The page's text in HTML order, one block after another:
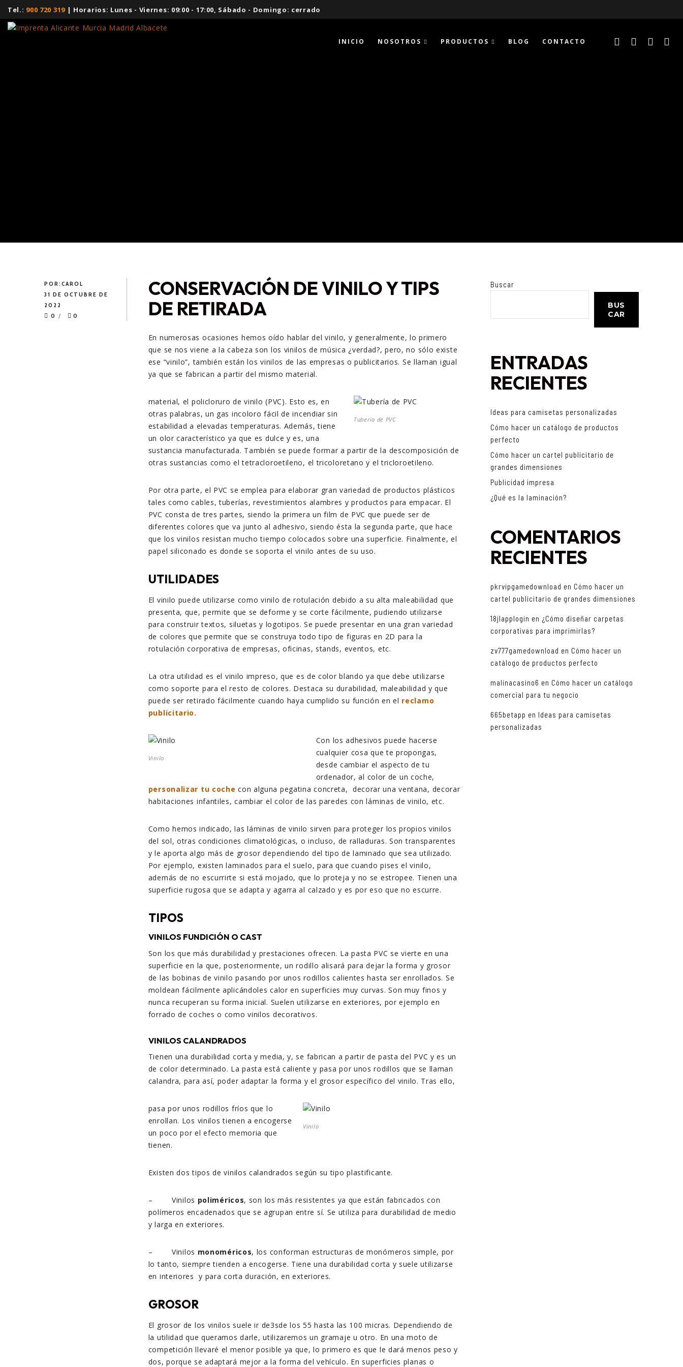
Tel.: 900 720 319| Horarios: Lunes - Viernes: 09:00 - 17:00, Sábado - Domingo: cerrado
INICIO NOSOTROS PRODUCTOS BLOG CONTACTO
POR:CAROL
31 DE OCTUBRE DE
2022
0
0
CONSERVACIÓN DE VINILO Y TIPS
DE RETIRADA
En numerosas ocasiones hemos oído hablar del vinilo, y generalmente, lo primero
que se nos viene a la cabeza son los vinilos de música ¿verdad?, pero, no sólo existe
ese “vinilo”, también están los vinilos de las empresas o publicitarios. Se llaman igual
ya que se fabrican a partir del mismo material.
Tubería de PVC
material, el policloruro de vinilo (PVC). Esto es, en
otras palabras, un gas incoloro fácil de incendiar sin
estabilidad a elevadas temperaturas. Además, tiene
un olor característico ya que es dulce y es, una
sustancia manufacturada. También se puede formar a partir de la descomposición de
otras sustancias como el tetracloroetileno, el tricoloretano y el tricloroetileno.
Por otra parte, el PVC se emplea para elaborar gran variedad de productos plásticos
tales como cables, tuberías, revestimientos alambres y productos para empacar. El
PVC consta de tres partes, siendo la primera un film de PVC que puede ser de
diferentes colores que va junto al adhesivo, siendo ésta la segunda parte, que hace
que los vinilos resistan mucho tiempo colocados sobre una superficie. Finalmente, el
papel siliconado es donde se soporta el vinilo antes de su uso.
UTILIDADES
El vinilo puede utilizarse como vinilo de rotulación debido a su alta maleabilidad que
presenta, que, permite que se deforme y se corte fácilmente, pudiendo utilizarse
para construir textos, siluetas y logotipos. Se puede presentar en una gran variedad
de colores que permite que se construya todo tipo de figuras en 2D para la
rotulación corporativa de empresas, oficinas, stands, eventos, etc.
La otra utilidad es el vinilo impreso, que es de color blando ya que debe utilizarse
como soporte para el resto de colores. Destaca su durabilidad, maleabilidad y que
puede ser retirado fácilmente cuando haya cumplido su función en el reclamo
publicitario.
Vinilo
Con los adhesivos puede hacerse
cualquier cosa que te propongas,
desde cambiar el aspecto de tu
ordenador, al color de un coche,
personalizar tu coche con alguna pegatina concreta, decorar una ventana, decorar
habitaciones infantiles, cambiar el color de las paredes con láminas de vinilo, etc.
Como hemos indicado, las láminas de vinilo sirven para proteger los propios vinilos
del sol, otras condiciones climatológicas, o incluso, de ralladuras. Son transparentes
y le aporta algo más de grosor dependiendo del tipo de laminado que sea utilizado.
Por ejemplo, existen laminados para el suelo, para que cuando pises el vinilo,
además de no escurrirte si está mojado, que lo proteja y no se estropee. Tienen una
superficie rugosa que se adapta y agarra al calzado y es por eso que no escurre.
TIPOS
VINILOS FUNDICIÓN O CAST
Son los que más durabilidad y prestaciones ofrecen. La pasta PVC se vierte en una
superficie en la que, posteriormente, un rodillo alisará para dejar la forma y grosor
de las bobinas de vinilo pasando por unos rodillos calientes hasta ser enrollados. Se
moldean fácilmente aplicándoles calor en superficies muy curvas. Son muy finos y
nunca recuperan su forma inicial. Suelen utilizarse en exteriores, por ejemplo en
forrado de coches o como vinilos decorativos.
VINILOS CALANDRADOS
Tienen una durabilidad corta y media, y, se fabrican a partir de pasta del PVC y es un
de color determinado. La pasta está caliente y pasa por unos rodillos que se llaman
calandra, para así, poder adaptar la forma y el grosor específico del vinilo. Tras ello,
Vinilo
pasa por unos rodillos fríos que lo
enrollan. Los vinilos tienen a encogerse
un poco por el efecto memoria que
tienen.
Existen dos tipos de vinilos calandrados según su tipo plastificante.
– Vinilos poliméricos, son los más resistentes ya que están fabricados con
polímeros encadenados que se agrupan entre sí. Se utiliza para durabilidad de medio
y larga en exteriores.
– Vinilos monoméricos, los conforman estructuras de monómeros simple, por
lo tanto, siempre tienden a encogerse. Tiene una durabilidad corta y suele utilizarse
en interiores y para corta duración, en exteriores.
GROSOR
El grosor de los vinilos suele ir de3sde los 55 hasta las 100 micras. Dependiendo de
la utilidad que queramos darle, utilizaremos un gramaje u otro. En una moto de
competición llevaré el menor posible ya que, lo primero es que le dará menos peso y
dos, porque se adaptará mejor a la forma del vehículo. En superficies planas o
Buscar
BUS
CAR
ENTRADAS
RECIENTES
Ideas para camisetas personalizadas
Cómo hacer un catálogo de productos
perfecto
Cómo hacer un cartel publicitario de
grandes dimensiones
Publicidad impresa
¿Qué es la laminación?
COMENTARIOS
RECIENTES
pkrvipgamedownload en Cómo hacer un
cartel publicitario de grandes dimensiones
18jlapplogin en ¿Cómo diseñar carpetas
corporativas para imprimirlas?
zv777gamedownload en Cómo hacer un
catálogo de productos perfecto
malinacasino6 en Cómo hacer un catálogo
comercial para tu negocio
665betapp en Ideas para camisetas
personalizadas